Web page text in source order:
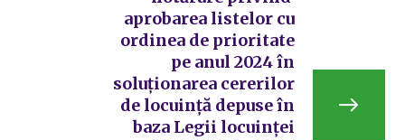
aprobarea listelor cu
ordinea de prioritate
pe anul 2024 în
soluționarea cererilor
de locuință depuse în
baza Legii locuinței